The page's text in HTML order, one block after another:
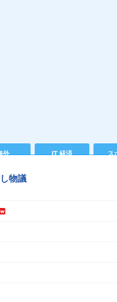
外 IT 経済 ス
物議